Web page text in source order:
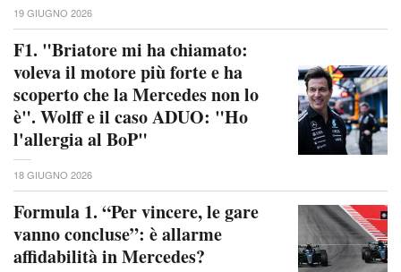
19 GIUGNO 2026
F1. "Briatore mi ha chiamato:
voleva il motore più forte e ha
scoperto che la Mercedes non lo
è". Wolff e il caso ADUO: "Ho
l'allergia al BoP"
18 GIUGNO 2026
Formula 1. “Per vincere, le gare
vanno concluse”: è allarme
affidabilità in Mercedes?